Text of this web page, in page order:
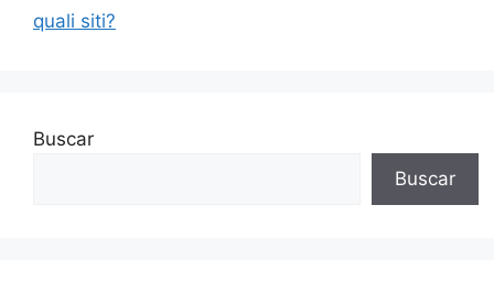
quali siti?
Buscar
Buscar